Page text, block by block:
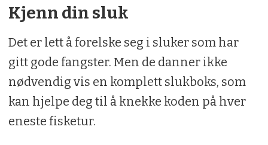
Kjenn din sluk
Det er lett å forelske seg i sluker som har
gitt gode fangster. Men de danner ikke
nødvendig vis en komplett slukboks, som
kan hjelpe deg til å knekke koden på hver
eneste fisketur.